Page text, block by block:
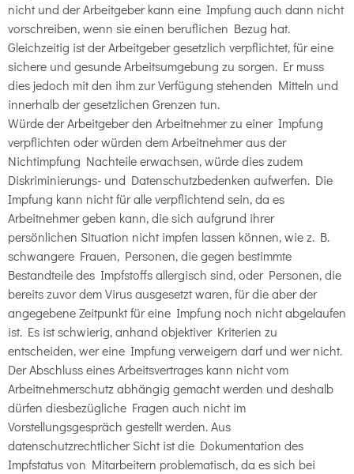
nicht und der Arbeitgeber kann eine Impfung auch dann nicht
vorschreiben, wenn sie einen beruflichen Bezug hat.
Gleichzeitig ist der Arbeitgeber gesetzlich verpflichtet, für eine
sichere und gesunde Arbeitsumgebung zu sorgen. Er muss
dies jedoch mit den ihm zur Verfügung stehenden Mitteln und
innerhalb der gesetzlichen Grenzen tun.
Würde der Arbeitgeber den Arbeitnehmer zu einer Impfung
verpflichten oder würden dem Arbeitnehmer aus der
Nichtimpfung Nachteile erwachsen, würde dies zudem
Diskriminierungs- und Datenschutzbedenken aufwerfen. Die
Impfung kann nicht für alle verpflichtend sein, da es
Arbeitnehmer geben kann, die sich aufgrund ihrer
persönlichen Situation nicht impfen lassen können, wie z. B.
schwangere Frauen, Personen, die gegen bestimmte
Bestandteile des Impfstoffs allergisch sind, oder Personen, die
bereits zuvor dem Virus ausgesetzt waren, für die aber der
angegebene Zeitpunkt für eine Impfung noch nicht abgelaufen
ist. Es ist schwierig, anhand objektiver Kriterien zu
entscheiden, wer eine Impfung verweigern darf und wer nicht.
Der Abschluss eines Arbeitsvertrages kann nicht vom
Arbeitnehmerschutz abhängig gemacht werden und deshalb
dürfen diesbezügliche Fragen auch nicht im
Vorstellungsgespräch gestellt werden. Aus
datenschutzrechtlicher Sicht ist die Dokumentation des
Impfstatus von Mitarbeitern problematisch, da es sich bei